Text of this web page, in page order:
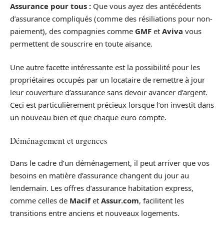
Assurance pour tous : Que vous ayez des antécédents
d’assurance compliqués (comme des résiliations pour non-
paiement), des compagnies comme GMF et Aviva vous
permettent de souscrire en toute aisance.
Une autre facette intéressante est la possibilité pour les
propriétaires occupés par un locataire de remettre à jour
leur couverture d’assurance sans devoir avancer d’argent.
Ceci est particulièrement précieux lorsque l’on investit dans
un nouveau bien et que chaque euro compte.
Déménagement et urgences
Dans le cadre d’un déménagement, il peut arriver que vos
besoins en matière d’assurance changent du jour au
lendemain. Les offres d’assurance habitation express,
comme celles de Macifet Assur.com, facilitent les
transitions entre anciens et nouveaux logements.